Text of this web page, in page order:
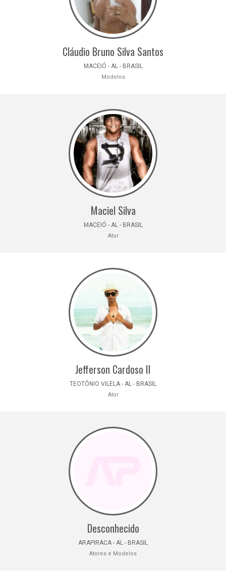
Cláudio Bruno Silva Santos
MACEIÓ - AL - BRASIL
Modelos
Maciel Silva
MACEIÓ - AL - BRASIL
Ator
Jefferson Cardoso II
TEOTÔNIO VILELA - AL - BRASIL
Ator
Desconhecido
ARAPIRACA - AL - BRASIL
Atores e Modelos